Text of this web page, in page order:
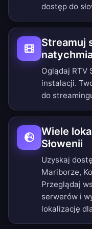
dostęp do
Streamuj
Oglądaj RTV
instalacji.
do
Wiele
Słowenii
Uzyskaj
Mariborze,
Przeglądaj
serwerów i
lokalizację